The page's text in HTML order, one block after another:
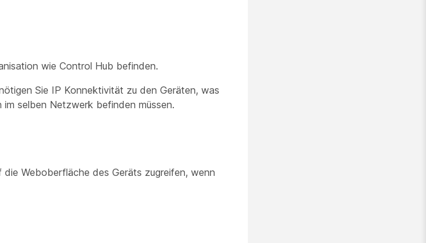
wie Control Hub befinden.
Sie IP Konnektivität zu den Geräten, was
selben Netzwerk befinden müssen.
Weboberfläche des Geräts zugreifen, wenn